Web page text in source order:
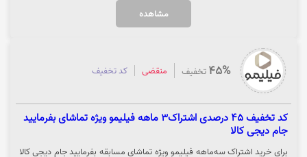
مشاهده
45% تخفیف منقضی کد تخفیف
کد تخفیف 45 درصدی اشتراک3 ماهه فیلیمو ویژه تماشای بفرمایید
جام دیجی کالا
برای خرید اشتراک سه‌ماهه فیلیمو ویژه تماشای مسابقه بفرمایید جام دیجی کالا